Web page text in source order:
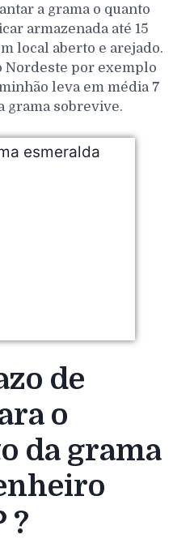
a grama o quanto
armazenada até 15
local aberto e arejado.
Nordeste por exemplo
leva em média 7
grama sobrevive.
de
o
da grama
?